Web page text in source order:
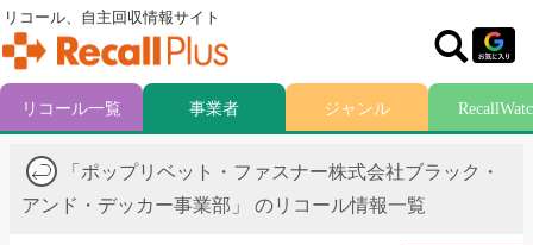
「ポップリベット・ファスナー株式会社ブラック・
アンド・デッカー事業部」 のリコール情報一覧
リコール、自主回収情報サイト
リコール一覧 事業者 ジャンル